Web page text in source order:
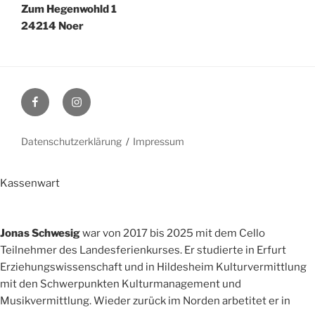
Zum Hegenwohld 1
24214 Noer
FacebookInstagram
Datenschutzerklärung Impressum
Kassenwart
Jonas Schwesigwar von 2017 bis 2025 mit dem Cello
Teilnehmer des Landesferienkurses. Er studierte in Erfurt
Erziehungswissenschaft und in Hildesheim Kulturvermittlung
mit den Schwerpunkten Kulturmanagement und
Musikvermittlung. Wieder zurück im Norden arbetitet er in